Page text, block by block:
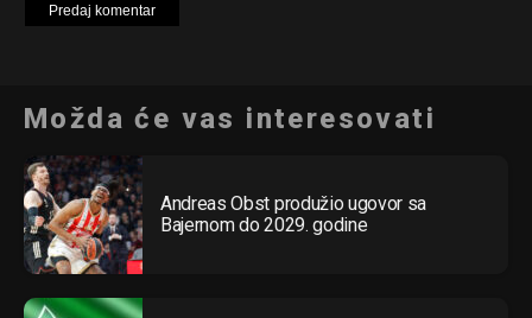
Možda će vas interesovati
Andreas Obst produžio ugovor sa
Bajernom do 2029. godine